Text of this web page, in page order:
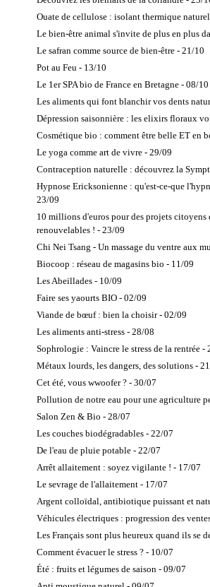
Ouate de cellulose : isolant thermique
Le bien-être animal s'invite de plus en plus
Le safran comme source de bien-être - 21/10
Pot au Feu - 13/10
Le 1er SPA bio de France en Bretagne - 08/10
Les aliments qui font blanchir vos dents
Dépression saisonnière : les elixirs floraux
Cosmétique bio : comment être belle ET en
Le yoga comme art de vivre - 29/09
Contraception naturelle : découvrez la
Hypnose Ericksonienne : qu'est-ce-que
23/09
10 millions d'euros pour des projets citoyens
renouvelables ! - 23/09
Chi Nei Tsang - Un massage du ventre aux
Biocoop : réseau de magasins bio - 11/09
Les Abeillades - 10/09
Faire ses yaourts BIO - 02/09
Viande de bœuf : bien la choisir - 02/09
Les aliments anti-stress - 28/08
Sophrologie : Vaincre le stress de la rentrée -
Métaux lourds, les dangers, des solutions -
Cet été, vous wwoofer ? - 30/07
Pollution de notre eau pour une agriculture
Salon Zen & Bio - 28/07
Les couches biodégradables - 22/07
De l'eau de pluie potable - 22/07
Arrêt allaitement : soyez vigilante ! - 17/07
Le sevrage de l'allaitement - 17/07
Argent colloïdal, antibiotique puissant et
Véhicules électriques : progression des
Les Français sont plus heureux quand ils se
Comment évacuer le stress ? - 10/07
Été : fruits et légumes de saison - 09/07